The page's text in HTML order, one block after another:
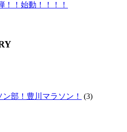
！！始動！！！！
部！豊川マラソン！
(3)